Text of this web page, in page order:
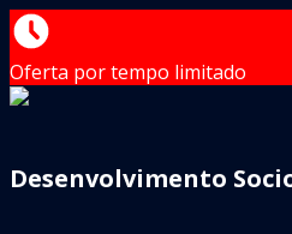
Oferta por tempo limitado
Desenvolvimento